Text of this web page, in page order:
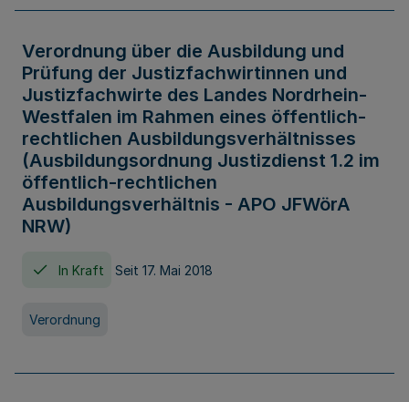
Verordnung über die Ausbildung und
Prüfung der Justizfachwirtinnen und
Justizfachwirte des Landes Nordrhein-
Westfalen im Rahmen eines öffentlich-
rechtlichen Ausbildungsverhältnisses
(Ausbildungsordnung Justizdienst 1.2 im
öffentlich-rechtlichen
Ausbildungsverhältnis - APO JFWörA
NRW)
In Kraft Seit 17. Mai 2018
Verordnung